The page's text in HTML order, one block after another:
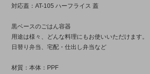
対応蓋：AT-105 ハーフライス 蓋
黒ベースのごはん容器
用途は様々、どんな料理にもお使いいただけます。
日替り弁当、宅配・仕出し弁当など
材質：本体：PPF